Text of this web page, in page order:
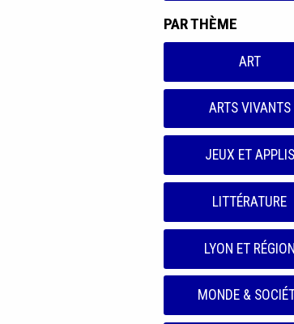
PAR THÈME
ART
ARTS VIVANTS
JEUX ET APPLIS
LITTÉRATURE
LYON ET RÉGION
MONDE &